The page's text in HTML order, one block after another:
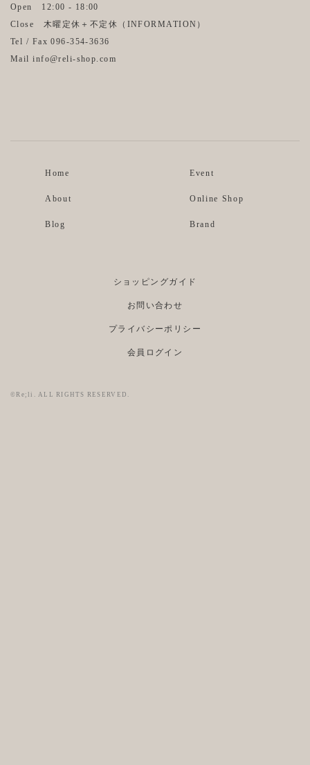
Open 12:00 - 18:00
Close 木曜定休＋不定休（ INFORMATION ）
Tel / Fax 096-354-3636
Mail info@reli-shop.com
Home
About
Blog
Event
Online Shop
Brand
ショッピングガイド
お問い合わせ
プライバシーポリシー
会員ログイン
©Re;li. ALL RIGHTS RESERVED.